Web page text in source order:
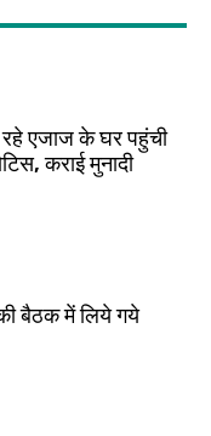
एजाज के घर पहुंची
कराई मुनादी
बैठक में लिये गये